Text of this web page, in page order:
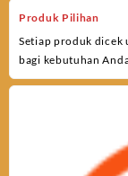
Produk Pilihan
Setiap produk dicek
bagi kebutuhan